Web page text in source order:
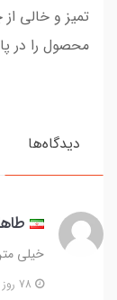
تمیز و خالی
محصول را در
دیدگاه‌ها
خیلی